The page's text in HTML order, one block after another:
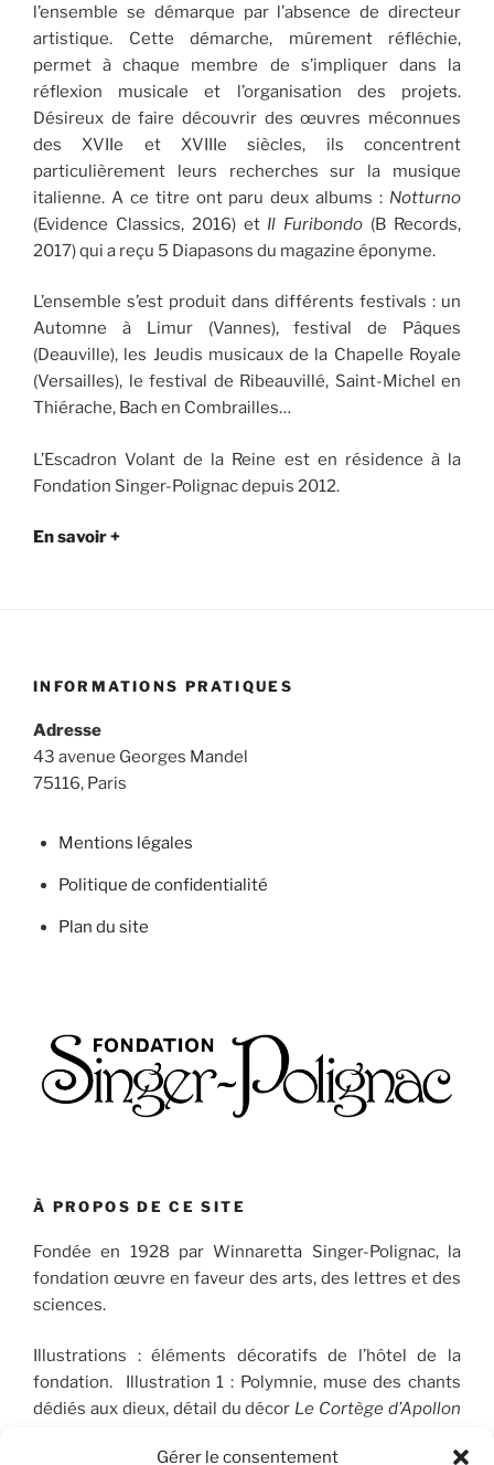
Gérer le consentement
l’ensemble se démarque par l’absence de directeur
artistique. Cette démarche, mûrement réfléchie,
permet à chaque membre de s’impliquer dans la
réflexion musicale et l’organisation des projets.
Désireux de faire découvrir des œuvres méconnues
des XVIIe et XVIIIe siècles, ils concentrent
particulièrement leurs recherches sur la musique
italienne. A ce titre ont paru deux albums : Notturno
(Evidence Classics, 2016) et Il Furibondo (B Records,
2017) qui a reçu 5 Diapasons du magazine éponyme.
L’ensemble s’est produit dans différents festivals : un
Automne à Limur (Vannes), festival de Pâques
(Deauville), les Jeudis musicaux de la Chapelle Royale
(Versailles), le festival de Ribeauvillé, Saint-Michel en
Thiérache, Bach en Combrailles…
L’Escadron Volant de la Reine est en résidence à la
Fondation Singer-Polignac depuis 2012.
En savoir +
INFORMATIONS PRATIQUES
Adresse
43 avenue Georges Mandel
75116, Paris
Mentions légales
Politique de confidentialité
Plan du site
À PROPOS DE CE SITE
Fondée en 1928 par Winnaretta Singer-Polignac, la
fondation œuvre en faveur des arts, des lettres et des
sciences.
Illustrations : éléments décoratifs de l’hôtel de la
fondation. Illustration 1 : Polymnie, muse des chants
dédiés aux dieux, détail du décor Le Cortège d’Apollon